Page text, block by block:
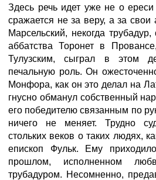
Здесь речь идет уже не о
сражается не за веру, а за свои
Марсельский, некогда
аббатства Торонет в
Тулузским, сыграл в этом
печальную роль. Он
Монфора, как он это делал на
гнусно обманул собственный
его победителю связанным по
ничего не меняет. Трудно
стольких веков о таких людях,
епископ Фульк. Ему
прошлом, исполненном
трубадуром. Несомненно,